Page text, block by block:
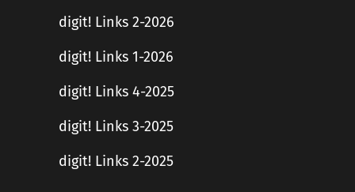
digit! Links 2-2026
digit! Links 1-2026
digit! Links 4-2025
digit! Links 3-2025
digit! Links 2-2025